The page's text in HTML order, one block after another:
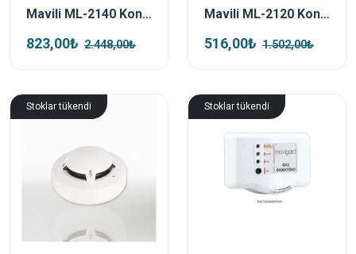
Mavili ML-2140 Konvansiyonel Multisensör Dedektörü
823,00₺ 2.448,00₺
Mavili ML-2120 Konvansiyonel Sabit Sıcaklık Dedektörü
516,00₺ 1.502,00₺
Stoklar tükendi Stoklar tükendi